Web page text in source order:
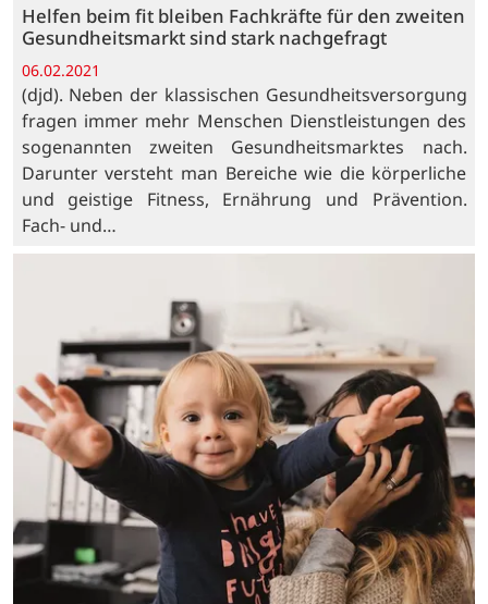
Helfen beim fit bleiben Fachkräfte für den zweiten
Gesundheitsmarkt sind stark nachgefragt
06.02.2021
(djd). Neben der klassischen Gesundheitsversorgung
fragen immer mehr Menschen Dienstleistungen des
sogenannten zweiten Gesundheitsmarktes nach.
Darunter versteht man Bereiche wie die körperliche
und geistige Fitness, Ernährung und Prävention.
Fach- und…